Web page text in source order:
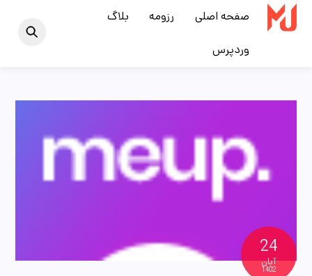
Skip
صفحه اصلی رزومه بلاگ
وردپرس
24
آبان
1402